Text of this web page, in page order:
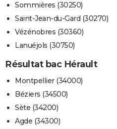
Sommières (30250)
Saint-Jean-du-Gard (30270)
Vézénobres (30360)
Lanuéjols (30750)
Résultat bac Hérault
Montpellier (34000)
Béziers (34500)
Sète (34200)
Agde (34300)